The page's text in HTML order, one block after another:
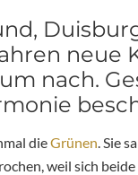
neue
nach.
dieGrünen . Sie
weil sich